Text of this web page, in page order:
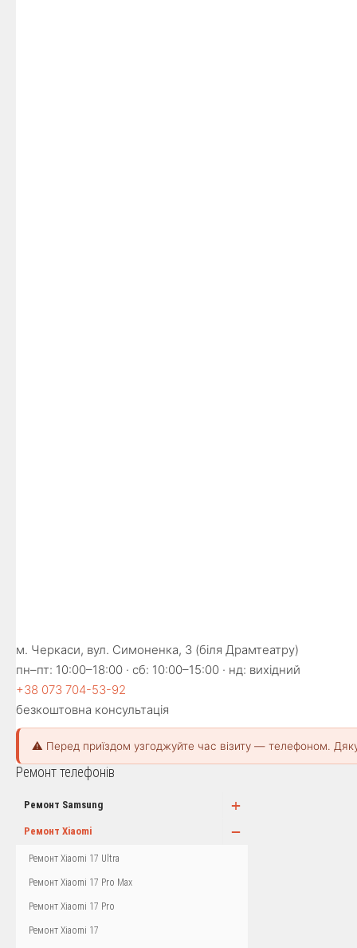
м. Черкаси, вул. Симоненка, 3 (біля Драмтеатру)
пн–пт: 10:00–18:00 · сб: 10:00–15:00 · нд: вихідний
+38 073 704-53-92
безкоштовна консультація
⚠️ Перед приїздом узгоджуйте час візиту — телефоном.
Ремонт телефонів
Ремонт Samsung +
Ремонт Xiaomi −
Ремонт Xiaomi 17 Ultra
Ремонт Xiaomi 17 Pro Max
Ремонт Xiaomi 17 Pro
Ремонт Xiaomi 17